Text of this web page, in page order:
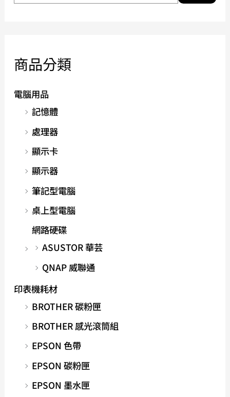
商品分類
電腦用品
記憶體
處理器
顯示卡
顯示器
筆記型電腦
桌上型電腦
網路硬碟
ASUSTOR 華芸
QNAP 威聯通
印表機耗材
BROTHER 碳粉匣
BROTHER 感光滾筒組
EPSON 色帶
EPSON 碳粉匣
EPSON 墨水匣